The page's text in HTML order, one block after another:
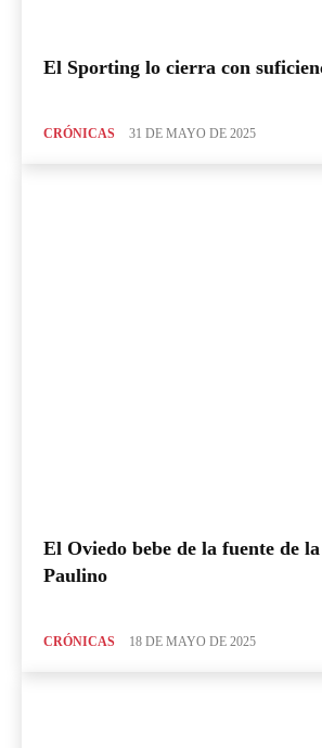
El Sporting lo cierra con
CRÓNICAS 31 DE MAYO DE 2025
El Oviedo bebe de la fuente de
Paulino
CRÓNICAS 18 DE MAYO DE 2025